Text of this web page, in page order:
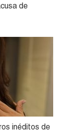
de
inéditos de